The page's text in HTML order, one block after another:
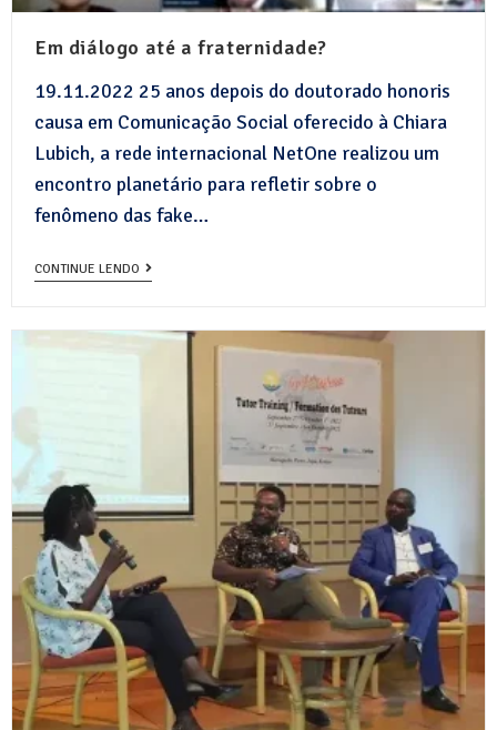
Em diálogo até a fraternidade?
19.11.2022 25 anos depois do doutorado honoris
causa em Comunicação Social oferecido à Chiara
Lubich, a rede internacional NetOne realizou um
encontro planetário para refletir sobre o
fenômeno das fake…
CONTINUE LENDO